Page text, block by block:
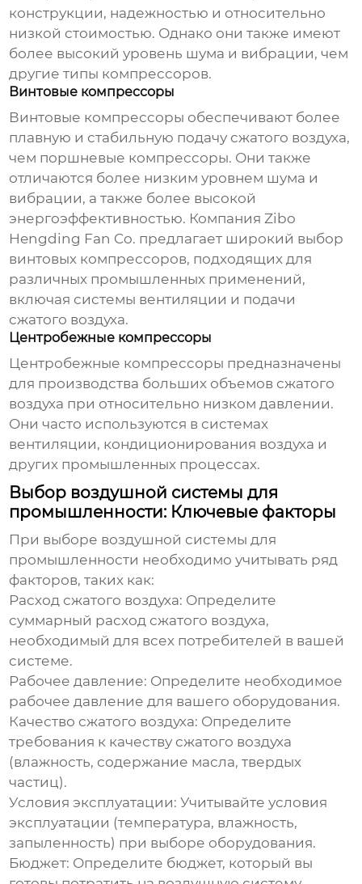
конструкции, надежностью и относительно
низкой стоимостью. Однако они также имеют
более высокий уровень шума и вибрации, чем
другие типы компрессоров.
Винтовые компрессоры
Винтовые компрессоры обеспечивают более
плавную и стабильную подачу сжатого воздуха,
чем поршневые компрессоры. Они также
отличаются более низким уровнем шума и
вибрации, а также более высокой
энергоэффективностью. КомпанияZibo
Hengding Fan Co. предлагает широкий выбор
винтовых компрессоров, подходящих для
различных промышленных применений,
включая системы вентиляции и подачи
сжатого воздуха.
Центробежные компрессоры
Центробежные компрессоры предназначены
для производства больших объемов сжатого
воздуха при относительно низком давлении.
Они часто используются в системах
вентиляции, кондиционирования воздуха и
других промышленных процессах.
Выбор воздушной системы для
промышленности: Ключевые факторы
При выборе воздушной системы для
промышленности необходимо учитывать ряд
факторов, таких как:
Расход сжатого воздуха: Определите
суммарный расход сжатого воздуха,
необходимый для всех потребителей в вашей
системе.
Рабочее давление: Определите необходимое
рабочее давление для вашего оборудования.
Качество сжатого воздуха: Определите
требования к качеству сжатого воздуха
(влажность, содержание масла, твердых
частиц).
Условия эксплуатации: Учитывайте условия
эксплуатации (температура, влажность,
запыленность) при выборе оборудования.
Бюджет: Определите бюджет, который вы